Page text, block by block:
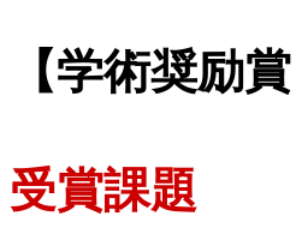
【学術奨励賞
受賞課題